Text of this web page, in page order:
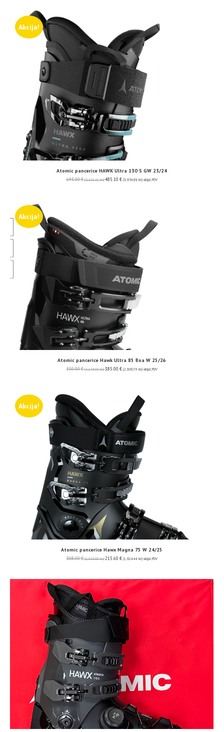
Akcija!
Atomic pancerice HAWK Ultra 130 S GW 23/24
693.00€ (5,221.41 kn) 485.10 € (3,654.99 kn) uključ. PDV
Akcija!
Atomic pancerice Hawk Ultra 85 Boa W 25/26
550.00€ (4,143.98 kn) 385.00 € (2,900.78 kn) uključ. PDV
Akcija!
Atomic pancerice Hawx Magna 75 W 24/25
308.00€ (2,320.63 kn) 215.60 € (1,624.44 kn) uključ. PDV